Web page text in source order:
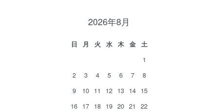
2026年8月
日 月 火 水 木 金
土
1
2
3 4 5 6 7
8
9
10 11 12 13 14 15
16 17 18 19 20 21
22